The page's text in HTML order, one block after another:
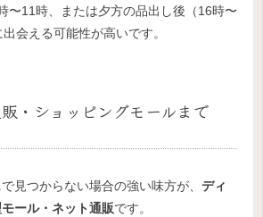
〜11時、または夕方の品出し後（16時〜
会える可能性が高いです。
・ショッピングモールまで
見つからない場合の強い味方が、 ディ
ール・ネット通販です。